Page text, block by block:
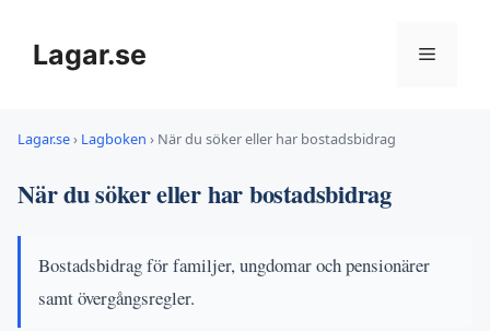
innehållLagar.se Meny
Lagar.se› Lagboken › När du söker eller har bostadsbidrag
När du söker eller har bostadsbidrag
Bostadsbidrag för familjer, ungdomar och pensionärer
samt övergångsregler.